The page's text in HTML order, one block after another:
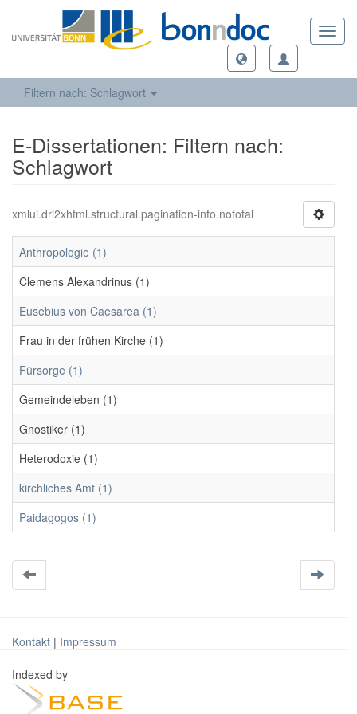
Filtern nach: Schlagwort
E-Dissertationen: Filtern nach:
Schlagwort
xmlui.dri2xhtml.structural.pagination-info.nototal
Anthropologie (1)
Clemens Alexandrinus (1)
Eusebius von Caesarea (1)
Frau in der frühen Kirche (1)
Fürsorge (1)
Gemeindeleben (1)
Gnostiker (1)
Heterodoxie (1)
kirchliches Amt (1)
Paidagogos (1)
Kontakt | Impressum
Indexed by